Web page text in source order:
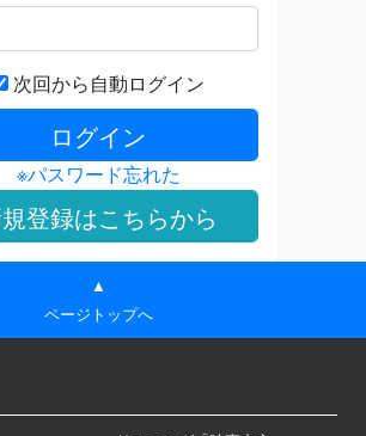
次回から自動ログイン
※パスワード忘れた
▲
ページトップへ